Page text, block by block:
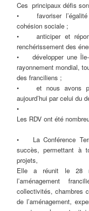
Ces principaux défis
• favoriser l’égalité
cohésion sociale ;
• anticiper et
renchérissement des
• développer une Île-
rayonnement mondial,
des franciliens ;
• et nous avons
aujourd’hui par celui du
•
Les RDV ont été
• La Conférence
succès, permettant à
projets,
Elle a réunit le 28
l’aménagement
collectivités, chambres
de l’aménagement,